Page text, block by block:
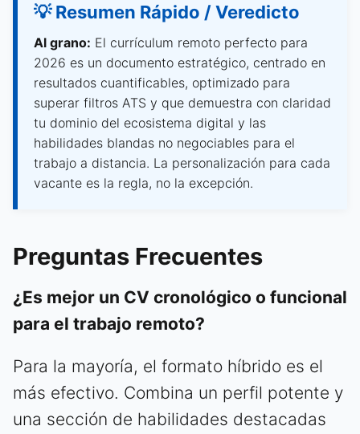
💡 Resumen Rápido / Veredicto
Al grano: El currículum remoto perfecto para
2026 es un documento estratégico, centrado en
resultados cuantificables, optimizado para
superar filtros ATS y que demuestra con claridad
tu dominio del ecosistema digital y las
habilidades blandas no negociables para el
trabajo a distancia. La personalización para cada
vacante es la regla, no la excepción.
Preguntas Frecuentes
¿Es mejor un CV cronológico o funcional
para el trabajo remoto?
Para la mayoría, el formato híbrido es el
más efectivo. Combina un perfil potente y
una sección de habilidades destacadas